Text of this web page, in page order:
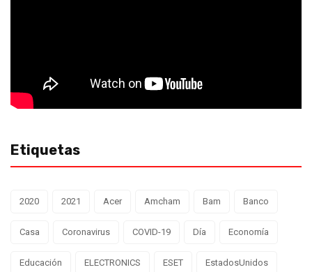
Etiquetas
2020 2021 Acer Amcham Bam Banco
Casa Coronavirus COVID-19 Día Economía
Educación ELECTRONICS ESET EstadosUnidos